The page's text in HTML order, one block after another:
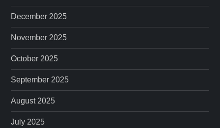
December 2025
November 2025
October 2025
September 2025
August 2025
July 2025